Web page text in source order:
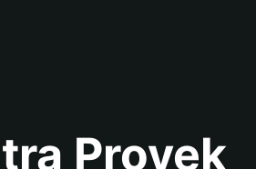
Proyek